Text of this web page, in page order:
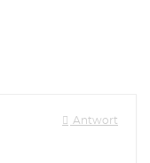
Antwort